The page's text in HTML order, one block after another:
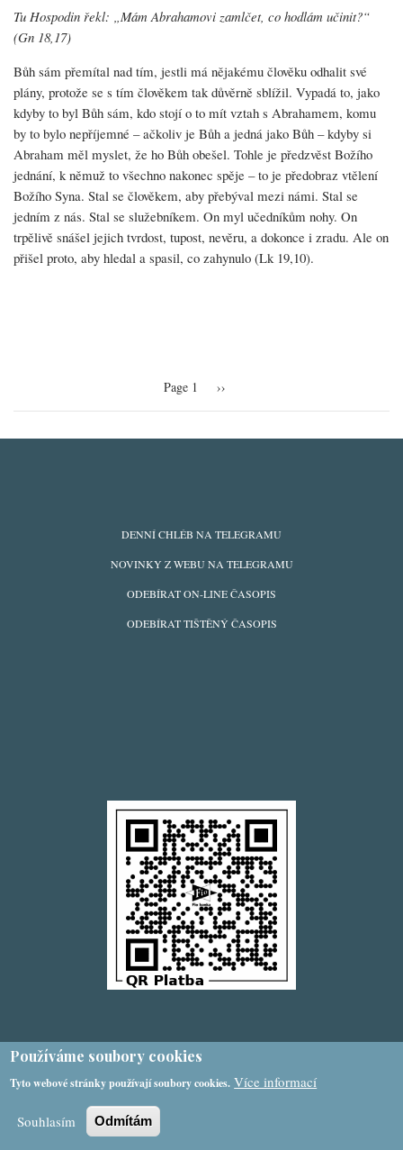
Tu Hospodin řekl: „Mám Abrahamovi zamlčet, co hodlám učinit?“
(Gn 18,17)
Bůh sám přemítal nad tím, jestli má nějakému člověku odhalit své
plány, protože se s tím člověkem tak důvěrně sblížil. Vypadá to, jako
kdyby to byl Bůh sám, kdo stojí o to mít vztah s Abrahamem, komu
by to bylo nepříjemné – ačkoliv je Bůh a jedná jako Bůh – kdyby si
Abraham měl myslet, že ho Bůh obešel. Tohle je předzvěst Božího
jednání, k němuž to všechno nakonec spěje – to je předobraz vtělení
Božího Syna. Stal se člověkem, aby přebýval mezi námi. Stal se
jedním z nás. Stal se služebníkem. On myl učedníkům nohy. On
trpělivě snášel jejich tvrdost, tupost, nevěru, a dokonce i zradu. Ale on
přišel proto, aby hledal a spasil, co zahynulo (Lk 19,10).
Page 1 Následující
››
DENNÍ CHLÉB NA TELEGRAMU
NOVINKY Z WEBU NA TELEGRAMU
ODEBÍRAT ON-LINE ČASOPIS
ODEBÍRAT TIŠTĚNÝ ČASOPIS
Používáme soubory cookies
Tyto webové stránky používají soubory cookies. Více informací
Souhlasím Odmítám